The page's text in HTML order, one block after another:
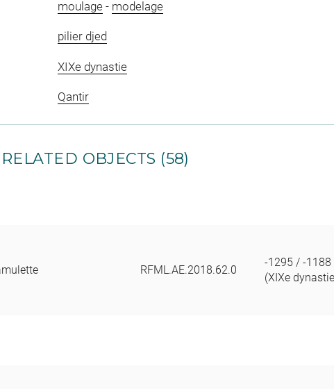
moulage- modelage
pilier djed
XIXe dynastie
Qantir
OBJECTS (58)
RFML.AE.2018.62.0
-1295 / -1188
(XIXe